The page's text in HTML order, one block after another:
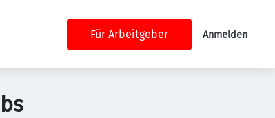
Für Arbeitgeber Anmelden